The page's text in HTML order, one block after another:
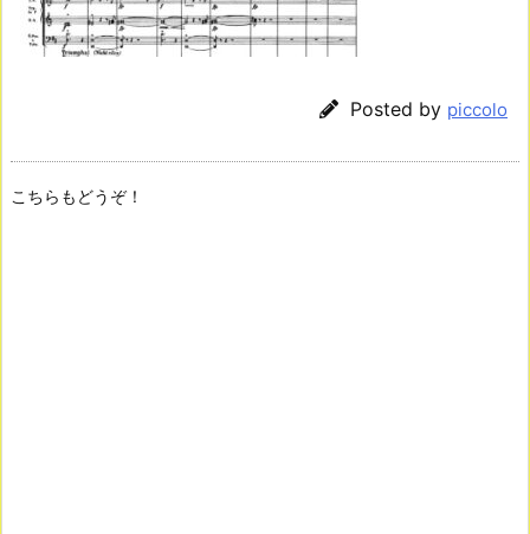
Posted by piccolo
こちらもどうぞ！